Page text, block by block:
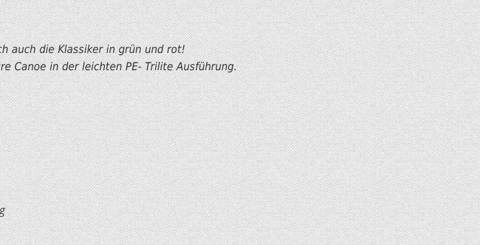
auch die Klassiker in grün und rot!
Canoe in der leichten PE- Trilite Ausführung.